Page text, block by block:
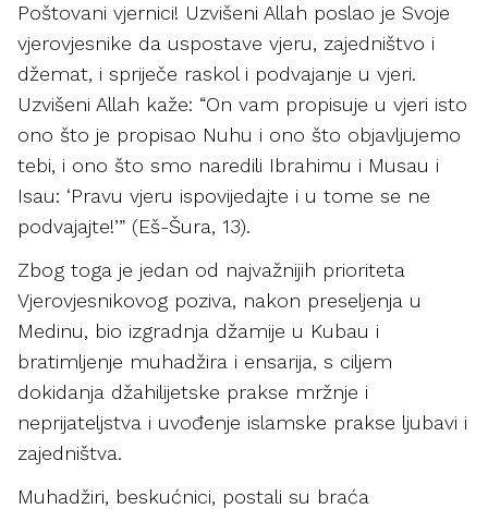
Poštovani vjernici! Uzvišeni Allah poslao je Svoje
vjerovjesnike da uspostave vjeru, zajedništvo i
džemat, i spriječe raskol i podvajanje u vjeri.
Uzvišeni Allah kaže: “On vam propisuje u vjeri isto
ono što je propisao Nuhu i ono što objavljujemo
tebi, i ono što smo naredili Ibrahimu i Musau i
Isau: ‘Pravu vjeru ispovijedajte i u tome se ne
podvajajte!’” (Eš-Šura, 13).
Zbog toga je jedan od najvažnijih prioriteta
Vjerovjesnikovog poziva, nakon preseljenja u
Medinu, bio izgradnja džamije u Kubau i
bratimljenje muhadžira i ensarija, s ciljem
dokidanja džahilijetske prakse mržnje i
neprijateljstva i uvođenje islamske prakse ljubavi i
zajedništva.
Muhadžiri, beskućnici, postali su braća